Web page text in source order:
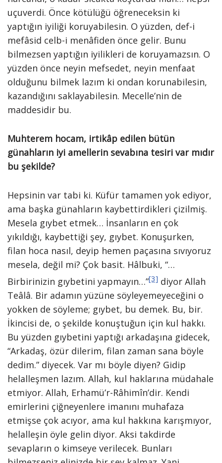
uçuverdi. Önce kötülüğü öğreneceksin ki
yaptığın iyiliği koruyabilesin. O yüzden, def-i
mefâsid celb-i menâfiden önce gelir. Bunu
bilmezsen yaptığın iyilikleri de koruyamazsın. O
yüzden önce neyin mefsedet, neyin menfaat
olduğunu bilmek lazım ki ondan korunabilesin,
kazandığını saklayabilesin. Mecelle’nin de
maddesidir bu.
Muhterem hocam, irtikâp edilen bütün
günahların iyi amellerin sevabına tesiri var mıdır
bu şekilde?
Hepsinin var tabi ki. Küfür tamamen yok ediyor,
ama başka günahların kaybettirdikleri çizilmiş.
Mesela gıybet etmek… İnsanların en çok
yıkıldığı, kaybettiği şey, gıybet. Konuşurken,
filan hoca nasıl, deyip hemen paçasına sıvıyoruz
mesela, değil mi? Çok basit. Hâlbuki, “…
Birbirinizin gıybetini yapmayın…”[3] diyor Allah
Teâlâ. Bir adamın yüzüne söyleyemeyeceğini o
yokken de söyleme; gıybet, bu demek. Bu, bir.
İkincisi de, o şekilde konuştuğun için kul hakkı.
Bu yüzden gıybetini yaptığı arkadaşına gidecek,
“Arkadaş, özür dilerim, filan zaman sana böyle
dedim.” diyecek. Var mı böyle diyen? Gidip
helalleşmen lazım. Allah, kul haklarına müdahale
etmiyor. Allah, Erhamü’r-Râhimîn’dir. Kendi
emirlerini çiğneyenlere imanını muhafaza
etmişse çok acıyor, ama kul hakkına karışmıyor,
helalleşin öyle gelin diyor. Aksi takdirde
sevapların o kimseye verilecek. Bunları